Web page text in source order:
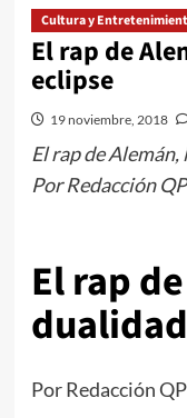
Cultura y
El rap de
eclipse
19 noviembre, 2018
El rap de
Por Redacción QP
El rap
Por Redacción QP